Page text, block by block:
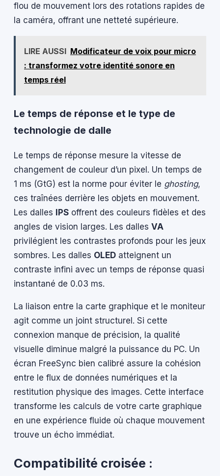
flou de mouvement lors des rotations rapides de
la caméra, offrant une netteté supérieure.
LIRE AUSSI Modificateur de voix pour micro
: transformez votre identité sonore en
temps réel
Le temps de réponse et le type de
technologie de dalle
Le temps de réponse mesure la vitesse de
changement de couleur d’un pixel. Un temps de
1 ms (GtG) est la norme pour éviter le ghosting,
ces traînées derrière les objets en mouvement.
Les dalles IPS offrent des couleurs fidèles et des
angles de vision larges. Les dalles VA
privilégient les contrastes profonds pour les jeux
sombres. Les dalles OLED atteignent un
contraste infini avec un temps de réponse quasi
instantané de 0.03 ms.
La liaison entre la carte graphique et le moniteur
agit comme un joint structurel. Si cette
connexion manque de précision, la qualité
visuelle diminue malgré la puissance du PC. Un
écran FreeSync bien calibré assure la cohésion
entre le flux de données numériques et la
restitution physique des images. Cette interface
transforme les calculs de votre carte graphique
en une expérience fluide où chaque mouvement
trouve un écho immédiat.
Compatibilité croisée :